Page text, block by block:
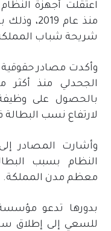
اعتقلت أجهزة
منذ عام
شريحة شباب
وأكدت مصادر حقوقية
الجحدلي منذ أكثر
بالحصول على
لارتفاع نسب البطالة
وأشارت المصادر
النظام بسبب
معظم مدن المملكة.
بدورها تدعو
للسعي إلى إطلاق